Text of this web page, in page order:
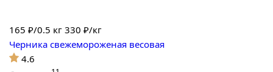
165 ₽/0.5 кг 330 ₽/кг
Черника свежемороженая весовая
4.6